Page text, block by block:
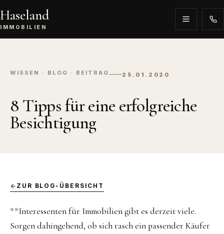
Haseland
IMMOBILIEN
WISSEN · BLOG · BEITRAG 25.01.2020
8 Tipps für eine erfolgreiche
Besichtigung
ZUR BLOG-ÜBERSICHT
**Interessenten für Immobilien gibt es derzeit viele.
Sorgen dahingehend, ob sich rasch ein passender Käufer